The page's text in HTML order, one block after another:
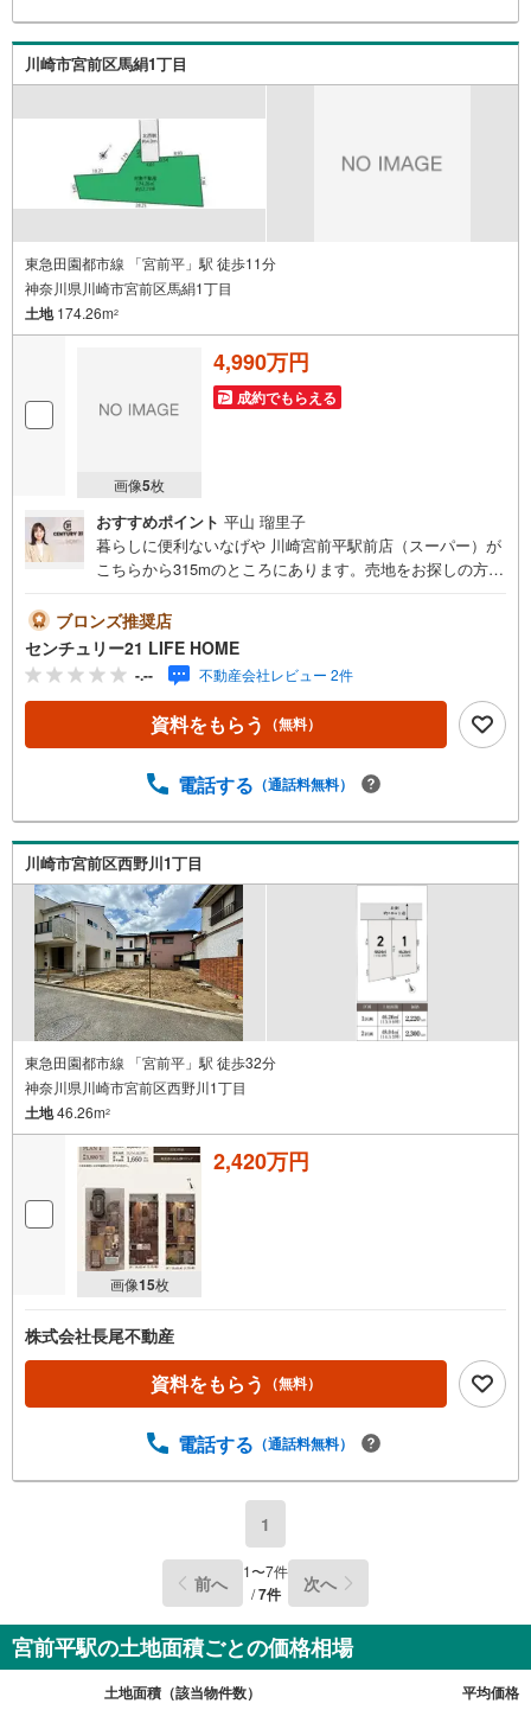
たいという方も大歓迎です！年間8000棟以上の限定物件を
発表しているオープンハウスだから出会える物件が多数ご
件:当社のみ、もしくは当社を含めた数社でのみご紹介可能
なオープンハウス・ディベロップメントの物件
川崎市宮前区馬絹1丁目
東急田園都市線 「宮前平」駅 徒歩11分
神奈川県川崎市宮前区馬絹1丁目
土地174.26m2
画像5枚
4,990万円
成約でもらえる
おすすめポイント 平山 瑠里子
暮らしに便利ないなげや 川崎宮前平駅前店（スーパー）が
こちらから315mのところにあります。売地をお探しの方に
平米（公簿）でイチオシ。駅まで徒歩11分でアクセス可能
です。
ブロンズ推奨店
センチュリー21 LIFE HOME
-.-- 不動産会社レビュー 2件
資料をもらう （無料）
電話する （通話料無料）
川崎市宮前区西野川1丁目
東急田園都市線 「宮前平」駅 徒歩32分
神奈川県川崎市宮前区西野川1丁目
土地46.26m2
画像15枚
2,420万円
株式会社長尾不動産
資料をもらう （無料）
電話する （通話料無料）
1
前へ 1〜7件
/7件 次へ
宮前平駅の土地面積ごとの価格相場
土地面積（該当物件数） 平均価格